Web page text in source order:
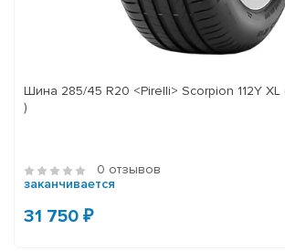
Шина 285/45 R20 <Pirelli> Scorpion 112Y XL
)
0 отзывов
заканчивается
31 750 ₽